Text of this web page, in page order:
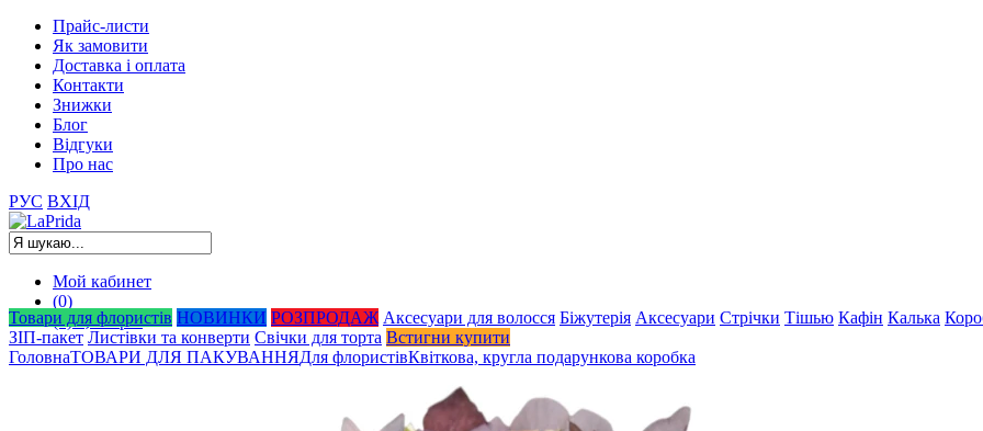
Прайс-листи
Як замовити
Доставка і оплата
Контакти
Знижки
Блог
Відгуки
Про нас
РУС ВХІД
Мой кабинет
(0)
(0) 0,00грн.
Товари для флористів НОВИНКИ РОЗПРОДАЖ Аксесуари для волосся Біжутерія Аксесуари Стрiчки Тішью Кафін Калька
ЗІП-пакет Листівки та конверти Свічки для торта Встигни купити
ГоловнаТОВАРИ ДЛЯ ПАКУВАННЯДля флористівКвіткова, кругла подарункова коробка